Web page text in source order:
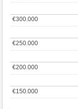
€150.000
€150.000
€200.000
€200.000
€250.000
€250.000
€300.000
€300.000